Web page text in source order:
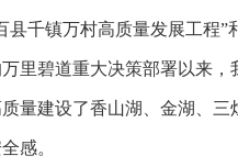
镇万村高质量发展工程”
里碧道重大决策部署以来
量建设了香山湖、金湖、
感。